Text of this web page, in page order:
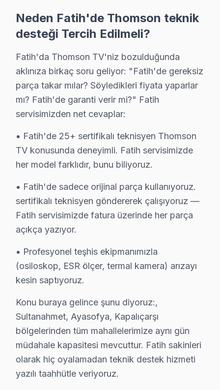
Karagümrük Thomson Servis
Thomson marka TV'niz Karagümrük'de çalışmıyorsa
Thomson Servis Merkezi →
Katip Kasım Thomson Servis
Kemalpaşa Thomson Servis
Kemalpaşa Thomson Anakart Tamiri →
Koca Mustafapaşa Thomson Servis
Fatih'da Koca Mustafapaşa mahallesi Thomson
Thomson Servis Merkezi →
Küçük Ayasofya Thomson Servis
Küçük Ayasofya mahallesi Thomson TV teknisyeniniz
Küçük Ayasofya Thomson Açılmıyor Arıza →
Mercan Thomson Servis
Mercan'den gelen Thomson TV arızaları arasında en sık
Thomson Servis Merkezi →
Mesihpaşa Thomson Servis
Mesihpaşa sakinleri Thomson TV arızaları için sık bizi
Thomson Servis Merkezi →
Neden Fatih'de Thomson teknik
desteği Tercih Edilmeli?
Fatih'da Thomson TV'niz bozulduğunda
aklınıza birkaç soru geliyor: "Fatih'de gereksiz
parça takar mılar? Söyledikleri fiyata yaparlar
mı? Fatih'de garanti verir mi?" Fatih
servisimizden net cevaplar:
• Fatih'de 25+ sertifikalı teknisyen Thomson
TV konusunda deneyimli. Fatih servisimizde
her model farklıdır, bunu biliyoruz.
• Fatih'de sadece orijinal parça kullanıyoruz.
sertifikalı teknisyen göndererek çalışıyoruz —
Fatih servisimizde fatura üzerinde her parça
açıkça yazıyor.
• Profesyonel teşhis ekipmanımızla
(osiloskop, ESR ölçer, termal kamera) arızayı
kesin saptıyoruz.
Konu buraya gelince şunu diyoruz:,
Sultanahmet, Ayasofya, Kapalıçarşı
bölgelerinden tüm mahallelerimize aynı gün
müdahale kapasitesi mevcuttur. Fatih sakinleri
olarak hiç oyalamadan teknik destek hizmeti
yazılı taahhütle veriyoruz.